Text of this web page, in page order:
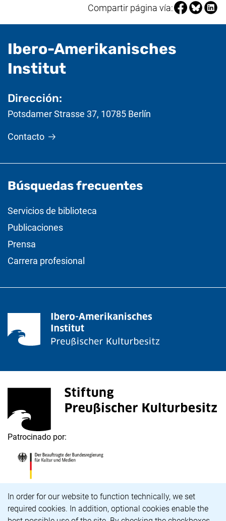
In order for our website to function technically, we set
required cookies. In addition, optional cookies enable the
Compartir página vía:Compartir
Ibero-Amerikanisches
Institut- Información útil
Dirección:
Potsdamer Strasse 37, 10785 Berlín
Contacto
Búsquedas frecuentes
Servicios de biblioteca
Publicaciones
Prensa
Carrera profesional
<span lang="de">Stiftung Preußischer Kulturbesitz</
(enlace externo, abre una nueva ventana)
Patrocinado por:
Carrera profesional